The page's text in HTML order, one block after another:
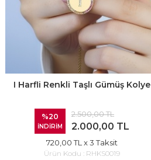
I Harfli Renkli Taşlı Gümüş Kolye
%20
İNDİRİM
2.500,00 TL
2.000,00 TL
720,00 TL x 3 Taksit
Ürün Kodu : RHKS0019